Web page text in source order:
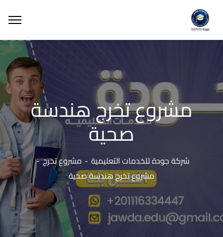
مشروع تخرج هندسة
صحية
شركة جودة للخدمات التعليمية
مشروع تخرج
مشروع تخرج هندسة صحية